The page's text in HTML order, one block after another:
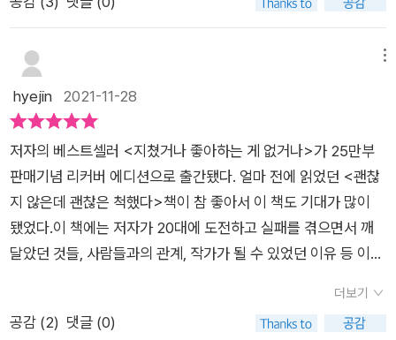
아~ 다시 힘을 내보라고 한다. 누구나 일상의 쳇바퀴속에서 삶의
무게로 주저앉고 싶을때가 있다.이럴때 나의 마음을 조용히 다독
여주고 응원해주는 책을 만나게 된다면 그 속에서 위로를 받게 된
다면 그 힘의 원동력으로 또 내일의 해를 힘차게 맞이 할 수 있을
것이다. **강한별출판사의 도서지원을 받아 주관적으로 작성한
리뷰입니다**
비로소 할 수 있는 것들 모두. 예쁜말을 사용하기 위해선 내 옆에
어떤 사람이 있는가도 중요 하고,내가 변화하기 위해선 나의 노력
또한 필요하며, 지쳤을 땐 충분한 휴식을 취할 줄도 알고,하던일
과감하게 도전 하는 것. 실패를 두려워 하지말고, 경험으로 받아
택은 자신이 결정하고, 그 결정에 따른 댓가는 자신이 치르는 것
이니깐. 알면서도 잘 안되는게 사실이지만,이렇게 한번 더 되새기
게 된다. 아무 생각 없이 불멍하는 그 순간처럼아무 생각 없이 흘
러가는대로 읽다보면어느새 마음은 평온해져 있다는걸 느끼게
된다. . .25만부 기념 리커버 에디션 축하 합니다
hyejin 2021-11-28
저자의 베스트셀러 <지쳤거나 좋아하는 게 없거나>가 25만부
판매기념 리커버 에디션으로 출간됐다. 얼마 전에 읽었던 <괜찮
지 않은데 괜찮은 척했다>책이 참 좋아서 이 책도 기대가 많이
됐었다.이 책에는 저자가 20대에 도전하고 실패를 겪으면서 깨
달았던 것들, 사람들과의 관계, 작가가 될 수 있었던 이유 등 이
한다. 누구나 그런 순간들이 오는데 자신을 자책하지 말라고 한
다. 자신의 탓이 아니라고, 그저 잘 하고 싶었을 뿐이라고.이 책을
더보기
공감 (2) 댓글 (0)